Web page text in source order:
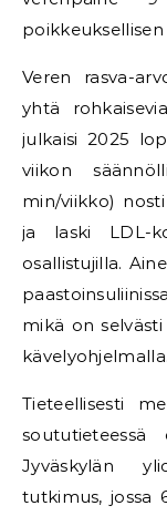
Veren rasva-
yhtä
julkaisi 2025
viikon
min/viikko)
ja laski LDL-
osallistujilla.
mikä on
kävelyohjelmalla.
Tieteellisesti
Jyväskylän
tutkimus, jossa